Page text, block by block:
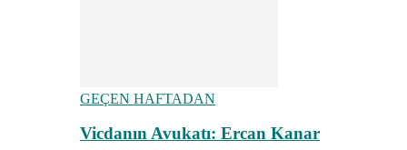
GEÇEN HAFTADAN
Vicdanın Avukatı: Ercan Kanar